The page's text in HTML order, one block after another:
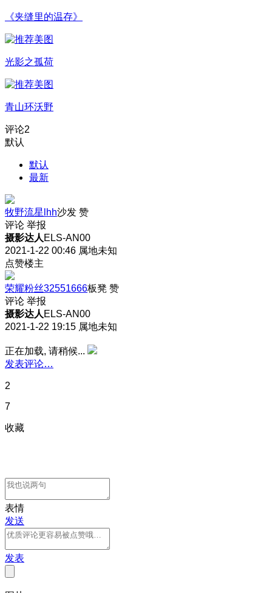
《夹缝里的温存》
光影之孤荷
青山环沃野
评论2
默认
默认
最新
牧野流星lhh沙发 赞
评论 举报
摄影达人 ELS-AN00
2021-1-22 00:46 属地未知
点赞楼主
荣耀粉丝32551666板凳 赞
评论 举报
摄影达人 ELS-AN00
2021-1-22 19:15 属地未知
正在加载, 请稍候...
发表评论…
2
7
收藏
表情
发送
发表